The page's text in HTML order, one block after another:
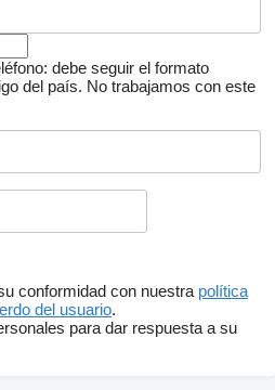
debe seguir el formato
del país. No trabajamos con este
conformidad con nuestra política
del usuario.
para dar respuesta a su